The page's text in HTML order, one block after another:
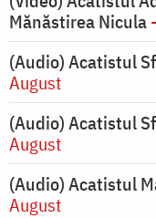
Mănăstirea Nicula
(Audio) Acatistul
August
(Audio) Acatistul
August
(Audio) Acatistul
August